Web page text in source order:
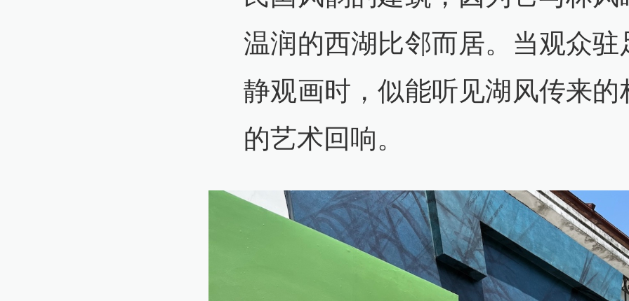
温润的西湖比邻而居。当观众驻
静观画时，似能听见湖风传来的
的艺术回响。